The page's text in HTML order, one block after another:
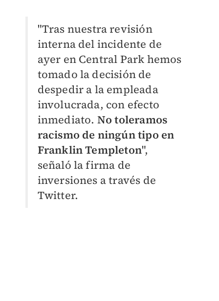
"Tras nuestra revisión
interna del incidente de
ayer en Central Park hemos
tomado la decisión de
despedir a la empleada
involucrada, con efecto
inmediato. No toleramos
racismo de ningún tipo en
Franklin Templeton",
señaló la firma de
inversiones a través de
Twitter.